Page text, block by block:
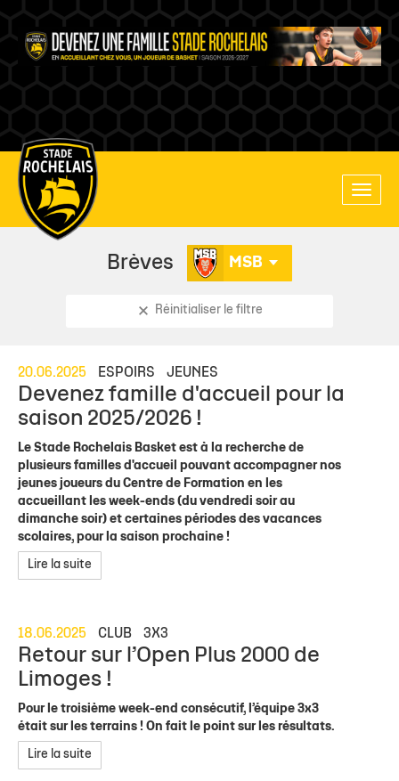
Main
site
navigation
Toggle
Brèves MSB
Réinitialiser le filtre
20.06.2025 ESPOIRS JEUNES
Devenez famille d'accueil pour la
saison 2025/2026 !
Le Stade Rochelais Basket est à la recherche de
plusieurs familles d'accueil pouvant accompagner nos
jeunes joueurs du Centre de Formation en les
accueillant les week-ends (du vendredi soir au
dimanche soir) et certaines périodes des vacances
scolaires, pour la saison prochaine !
Lire la suite
18.06.2025 CLUB 3X3
Retour sur l’Open Plus 2000 de
Limoges !
Pour le troisième week-end consécutif, l’équipe 3x3
était sur les terrains ! On fait le point sur les résultats.
Lire la suite